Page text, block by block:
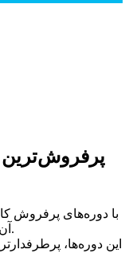
با دوره‌های پرفروش
آن‌ها را انتخاب کرده‌اند و نتایج واقعی گرفته‌اند.
این دوره‌ها،